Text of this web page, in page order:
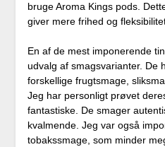
bruge Aroma Kings pods.
giver mere frihed og
En af de mest imponerende
udvalg af smagsvarianter. De
forskellige frugtsmage,
Jeg har personligt prøvet
fantastiske. De smager
kvalmende. Jeg var også
tobakssmage, som minder